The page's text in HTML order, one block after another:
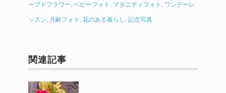
ーブドフラワー ベビーフォト マタニティフォト ワンデーレ
ッスン 月齢フォト 花のある暮らし 記念写真
関連記事